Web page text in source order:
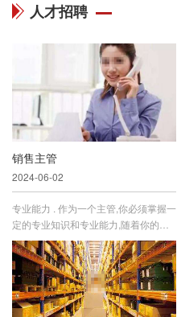
人才招聘
销售主管
2024-06-02
专业能力 . 作为一个主管,你必须掌握一
定的专业知识和专业能力,随着你的管
理职位的不断提升,专 业能...